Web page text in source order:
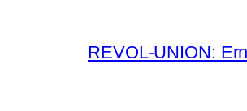
REVOL-UNION: